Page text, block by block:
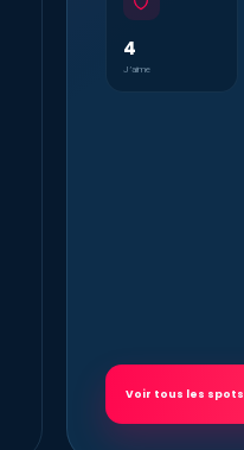
4
J’aime
Voir tous les spots